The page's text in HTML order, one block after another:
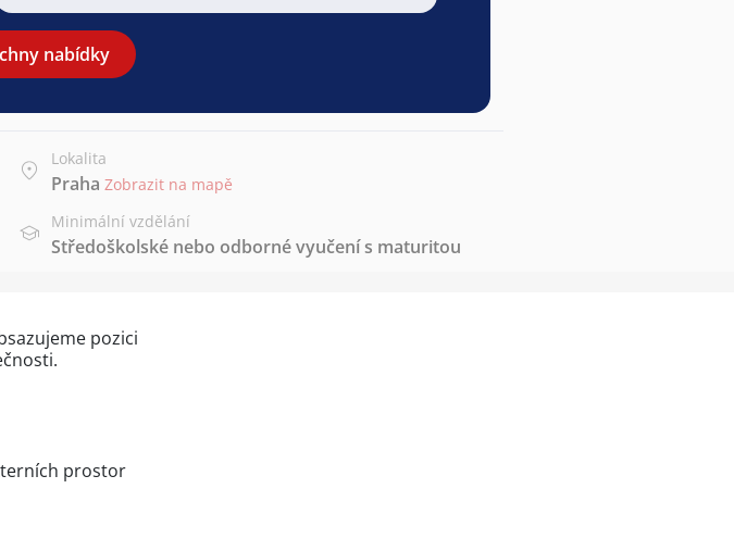
nabídky
Lokalita
Praha Zobrazit na mapě
Minimální vzdělání
Středoškolské nebo odborné vyučení s maturitou
pozici
prostor